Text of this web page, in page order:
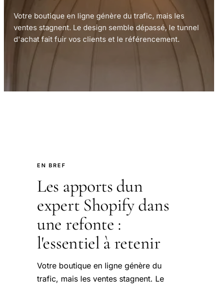
Votre boutique en ligne génère du trafic, mais les
ventes stagnent. Le design semble dépassé, le tunnel
d'achat fait fuir vos clients et le référencement.
EN BREF
Les apports dun
expert Shopify dans
une refonte :
l'essentiel à retenir
Votre boutique en ligne génère du
trafic, mais les ventes stagnent. Le